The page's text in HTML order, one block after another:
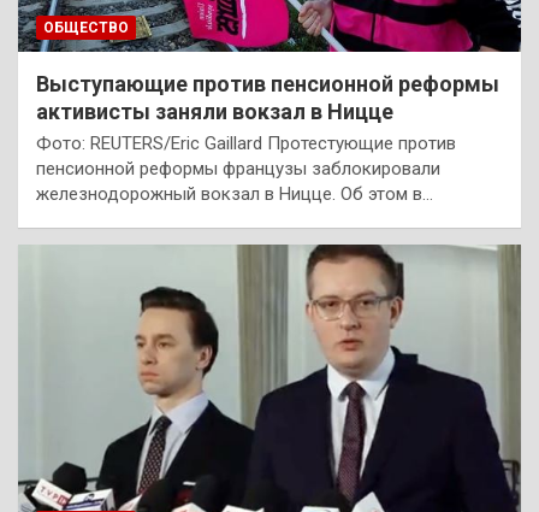
ОБЩЕСТВО
Выступающие против пенсионной реформы
активисты заняли вокзал в Ницце
Фото: REUTERS/Eric Gaillard Протестующие против
пенсионной реформы французы заблокировали
железнодорожный вокзал в Ницце. Об этом в…